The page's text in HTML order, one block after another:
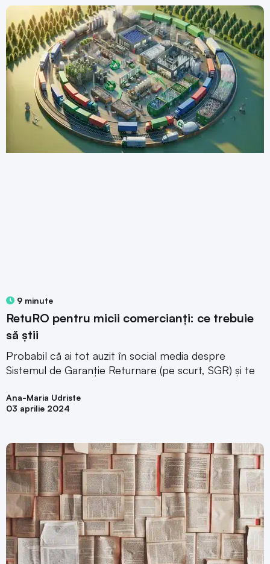
9 minute
RetuRO pentru micii comercianți: ce trebuie
să știi
Probabil că ai tot auzit în social media despre
Sistemul de Garanție Returnare (pe scurt, SGR) și te
Ana-Maria Udriste
03 aprilie 2024